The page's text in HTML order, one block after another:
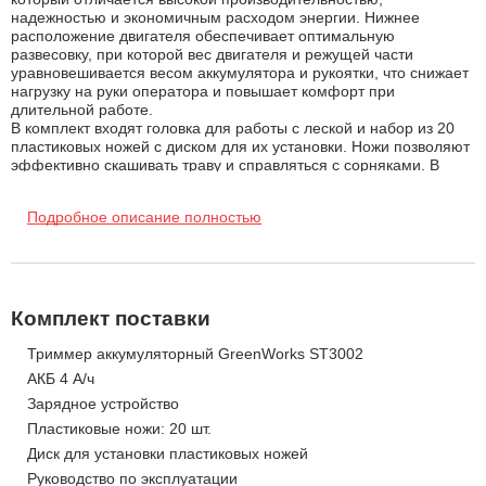
надежностью и экономичным расходом энергии. Нижнее
расположение двигателя обеспечивает оптимальную
развесовку, при которой вес двигателя и режущей части
уравновешивается весом аккумулятора и рукоятки, что снижает
нагрузку на руки оператора и повышает комфорт при
длительной работе.
В комплект входят головка для работы с леской и набор из 20
пластиковых ножей с диском для их установки. Ножи позволяют
эффективно скашивать траву и справляться с сорняками. В
специальные колеса предохраняют инструмент от касания
части позволяют адаптировать инструмент под рост и
индивидуальные предпочтения оператора. Подача лески
осуществляется автоматически при включении триммера, что
упрощает эксплуатацию и экономит время. Защитная скоба
предотвращает контакт лески с окружающими предметами и
помогает аккуратно работать возле заборов, бордюров и клумб.
Триммер совместим со всеми аккумуляторами платформы
сетевому инструменту, обеспечивая полную автономность и
свободу перемещения.
Подробное описание полностью
Комплект поставки
Триммер аккумуляторный GreenWorks ST3002
АКБ 4 А/ч
Зарядное устройство
Пластиковые ножи: 20 шт.
Диск для установки пластиковых ножей
Руководство по эксплуатации